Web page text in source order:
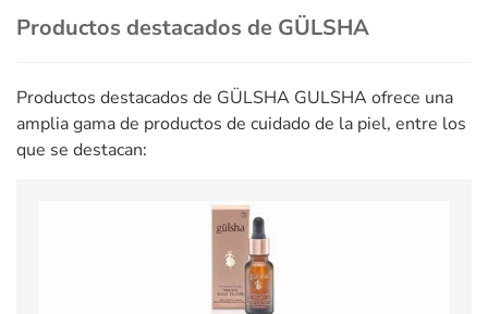
Productos destacados de GÜLSHA
Productos destacados de GÜLSHA GULSHA ofrece una
amplia gama de productos de cuidado de la piel, entre los
que se destacan: